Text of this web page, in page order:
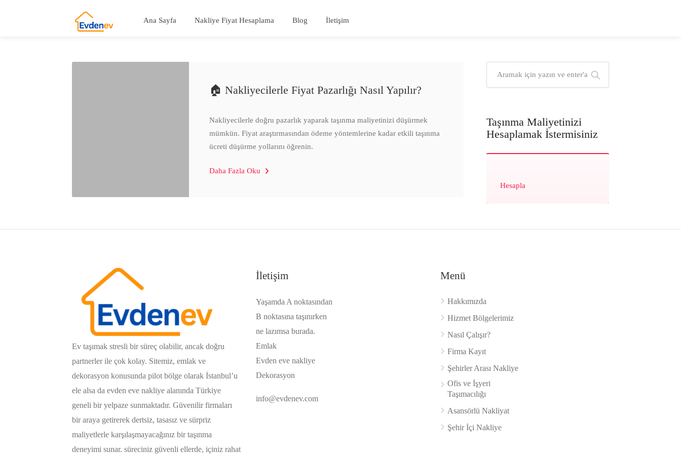
Ana Sayfa Nakliye Fiyat Hesaplama Blog İletişim
🏠 Nakliyecilerle Fiyat Pazarlığı Nasıl Yapılır?
Nakliyecilerle doğru pazarlık yaparak taşınma maliyetinizi düşürmek
mümkün. Fiyat araştırmasından ödeme yöntemlerine kadar etkili taşınma
ücreti düşürme yollarını öğrenin.
Daha Fazla Oku
Taşınma Maliyetinizi
Hesaplamak İstermisiniz
Hesapla
Ev taşımak stresli bir süreç olabilir, ancak doğru
partnerler ile çok kolay. Sitemiz, emlak ve
dekorasyon konusunda pilot bölge olarak İstanbul’u
ele alsa da evden eve nakliye alanında Türkiye
geneli bir yelpaze sunmaktadır. Güvenilir firmaları
bir araya getirerek dertsiz, tasasız ve sürpriz
maliyetlerle karşılaşmayacağınız bir taşınma
deneyimi sunar. süreciniz güvenli ellerde, içiniz rahat
İletişim
Yaşamda A noktasından
B noktasına taşınırken
ne lazımsa burada.
Emlak
Evden eve nakliye
Dekorasyon
info@evdenev.com
Menü
Hakkımızda
Hizmet Bölgelerimiz
Nasıl Çalışır?
Firma Kayıt
Şehirler Arası Nakliye
Ofis ve İşyeri
Taşımacılığı
Asansörlü Nakliyat
Şehir İçi Nakliye